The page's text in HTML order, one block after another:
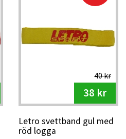
40 kr
38 kr
Letro svettband gul med
röd logga